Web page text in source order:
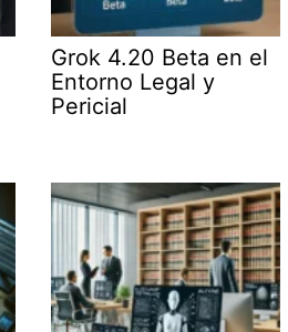
Grok 4.20 Beta en el
Entorno Legal y
Pericial